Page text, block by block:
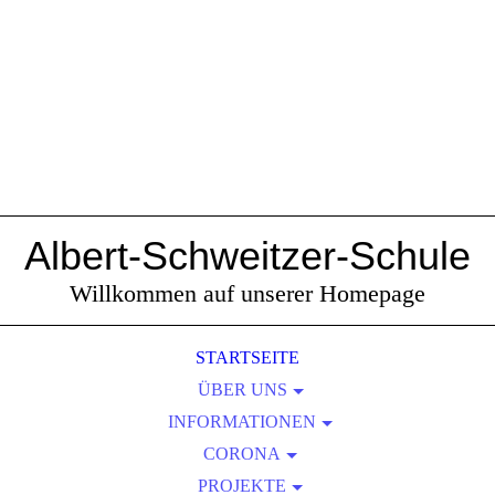
Albert-Schweitzer-Schule
Willkommen auf unserer Homepage
STARTSEITE
ÜBER UNS
SCHULPROFIL
KOLLEGIUM
SCHULLEITUNG
INFORMATIONEN
AKTUELLES
ALLGEMEINES
CORONA
UNSERE HYGIENEREGELN
PROJEKTE